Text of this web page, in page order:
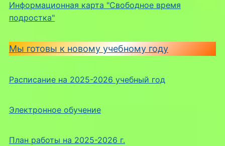
Информационная карта "Свободное время
подростка"
Мы готовы к новому учебному году
Расписание на 2025-2026 учебный год
Электронное обучение
План работы на 2025-2026 г.